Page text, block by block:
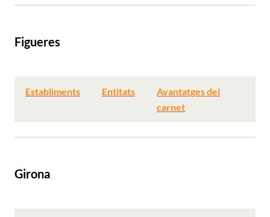
Figueres
Establiments Entitats
Avantatges del
carnet
Girona